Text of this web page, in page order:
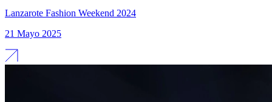
Lanzarote Fashion Weekend 2024
21 Mayo 2025